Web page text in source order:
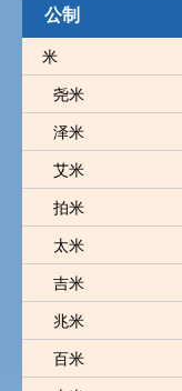
公制
米
尧米
泽米
艾米
拍米
太米
吉米
兆米
百米